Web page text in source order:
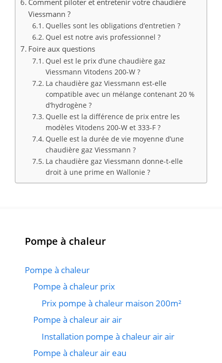
Viessmann ?
Quelles sont les obligations d’entretien ?
Quel est notre avis professionnel ?
Foire aux questions
Quel est le prix d’une chaudière gaz
Viessmann Vitodens 200-W ?
La chaudière gaz Viessmann est-elle
compatible avec un mélange contenant 20 %
d’hydrogène ?
Quelle est la différence de prix entre les
modèles Vitodens 200-W et 333-F ?
Quelle est la durée de vie moyenne d’une
chaudière gaz Viessmann ?
La chaudière gaz Viessmann donne-t-elle
droit à une prime en Wallonie ?
Pompe à chaleur
Pompe à chaleur
Pompe à chaleur prix
Prix pompe à chaleur maison 200m²
Pompe à chaleur air air
Installation pompe à chaleur air air
Pompe à chaleur air eau